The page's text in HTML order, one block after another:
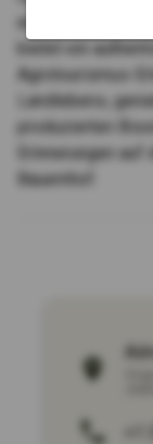
er oder eine
bietet ein
Agrotourismus-
Landlebens,
produzierten
Erinnerungen
Bauernhof.